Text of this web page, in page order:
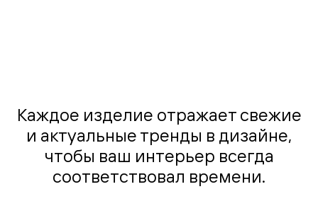
Каждое изделие отражает свежие
и актуальные тренды в дизайне,
чтобы ваш интерьер всегда
соответствовал времени.